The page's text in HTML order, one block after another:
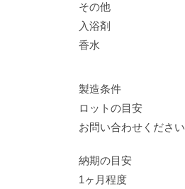
その他
入浴剤
香水
製造条件
ロットの目安
お問い合わせください
納期の目安
1ヶ月程度